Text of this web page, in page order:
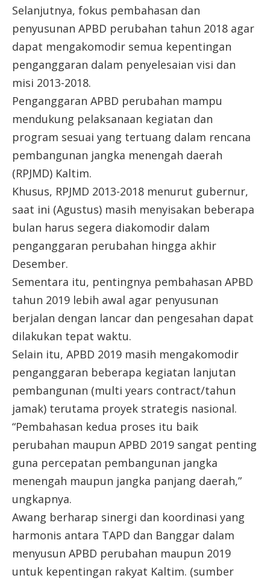
Selanjutnya, fokus pembahasan dan
penyusunan APBD perubahan tahun 2018 agar
dapat mengakomodir semua kepentingan
penganggaran dalam penyelesaian visi dan
misi 2013-2018.
Penganggaran APBD perubahan mampu
mendukung pelaksanaan kegiatan dan
program sesuai yang tertuang dalam rencana
pembangunan jangka menengah daerah
(RPJMD) Kaltim.
Khusus, RPJMD 2013-2018 menurut gubernur,
saat ini (Agustus) masih menyisakan beberapa
bulan harus segera diakomodir dalam
penganggaran perubahan hingga akhir
Desember.
Sementara itu, pentingnya pembahasan APBD
tahun 2019 lebih awal agar penyusunan
berjalan dengan lancar dan pengesahan dapat
dilakukan tepat waktu.
Selain itu, APBD 2019 masih mengakomodir
penganggaran beberapa kegiatan lanjutan
pembangunan (multi years contract/tahun
jamak) terutama proyek strategis nasional.
“Pembahasan kedua proses itu baik
perubahan maupun APBD 2019 sangat penting
guna percepatan pembangunan jangka
menengah maupun jangka panjang daerah,”
ungkapnya.
Awang berharap sinergi dan koordinasi yang
harmonis antara TAPD dan Banggar dalam
menyusun APBD perubahan maupun 2019
untuk kepentingan rakyat Kaltim. (sumber